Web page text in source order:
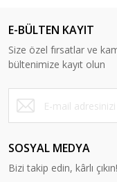
E-BÜLTEN KAYIT
Size özel fırsatlar ve
bültenimize kayıt olun
SOSYAL MEDYA
Bizi takip edin, kârlı çıkın!